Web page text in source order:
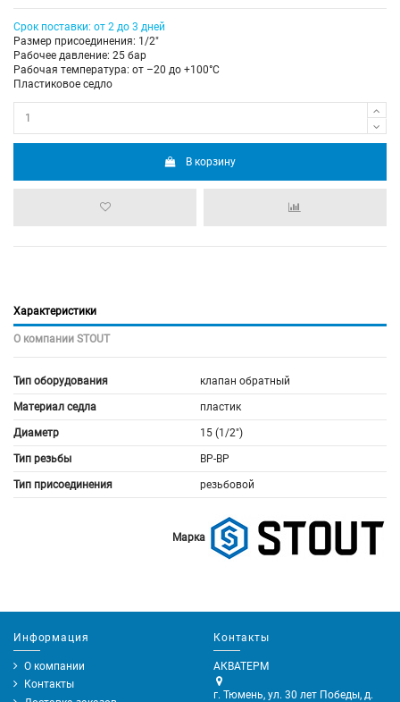
Срок поставки: от 2 до 3 дней
Размер присоединения: 1/2"
Рабочее давление: 25 бар
Рабочая температура: от –20 до +100°С
Пластиковое седло
В корзину
Характеристики
О компании STOUT
Тип оборудования клапан обратный
Материал седла пластик
Диаметр 15 (1/2")
Тип резьбы ВР-ВР
Тип присоединения резьбовой
Марка
Информация
О компании
Контакты
Контакты
АКВАТЕРМ
г. Тюмень, ул. 30 лет Победы, д.